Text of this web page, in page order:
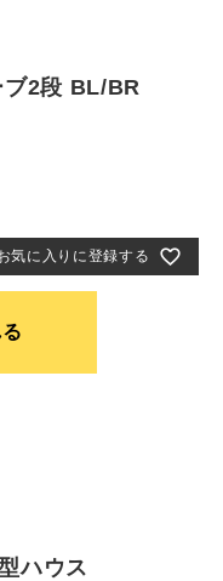
ブ2段 BL/BR
気に入りに登録する
ハウス